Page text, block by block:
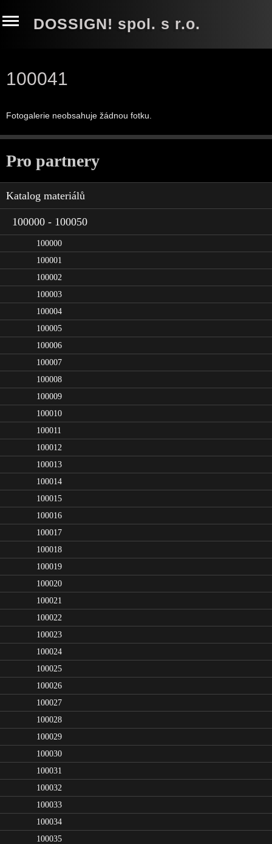
DOSSIGN! spol. s r.o.
100041
Fotogalerie neobsahuje žádnou fotku.
Pro partnery
Katalog materiálů
100000 - 100050
100000
100001
100002
100003
100004
100005
100006
100007
100008
100009
100010
100011
100012
100013
100014
100015
100016
100017
100018
100019
100020
100021
100022
100023
100024
100025
100026
100027
100028
100029
100030
100031
100032
100033
100034
100035